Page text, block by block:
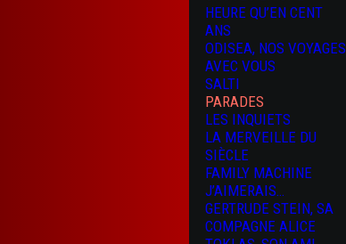
HEURE QU’EN CENT
ANS
ODISEA, NOS VOYAGES
AVEC VOUS
SALTI
PARADES
LES INQUIETS
LA MERVEILLE DU
SIÈCLE
FAMILY MACHINE
J’AIMERAIS…
GERTRUDE STEIN, SA
COMPAGNE ALICE